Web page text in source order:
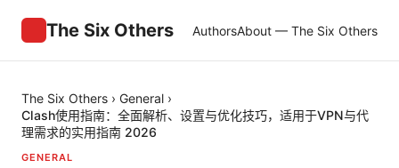
The Six Others AuthorsAbout — The Six Others
The Six Others › General ›
Clash使用指南：全面解析、设置与优化技巧，适用于VPN与代
理需求的实用指南 2026
GENERAL